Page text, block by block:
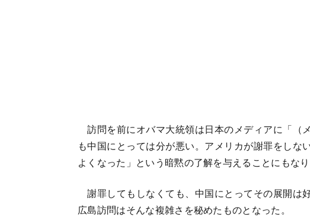
訪問を前にオバマ大統領は日本のメディアに「（
も中国にとっては分が悪い。アメリカが謝罪をし
よくなった」という暗黙の了解を与えることにもなり
謝罪してもしなくても、中国にとってその展開は
広島訪問はそんな複雑さを秘めたものとなった。